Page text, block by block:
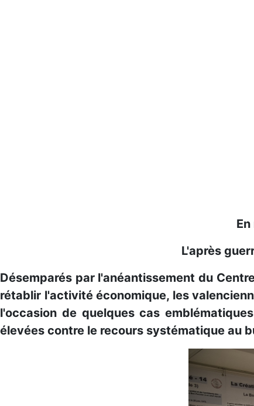
L'après
Désemparés par l'anéantissement du
rétablir l'activité économique, les
l'occasion de quelques cas
élevées contre le recours systématique au